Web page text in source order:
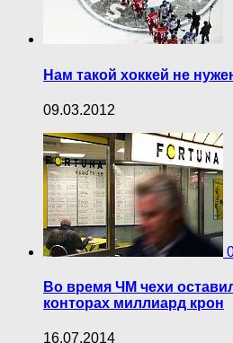
Нам такой хоккей не
09.03.2012
Во время ЧМ чехи
конторах миллиард крон
16.07.2014